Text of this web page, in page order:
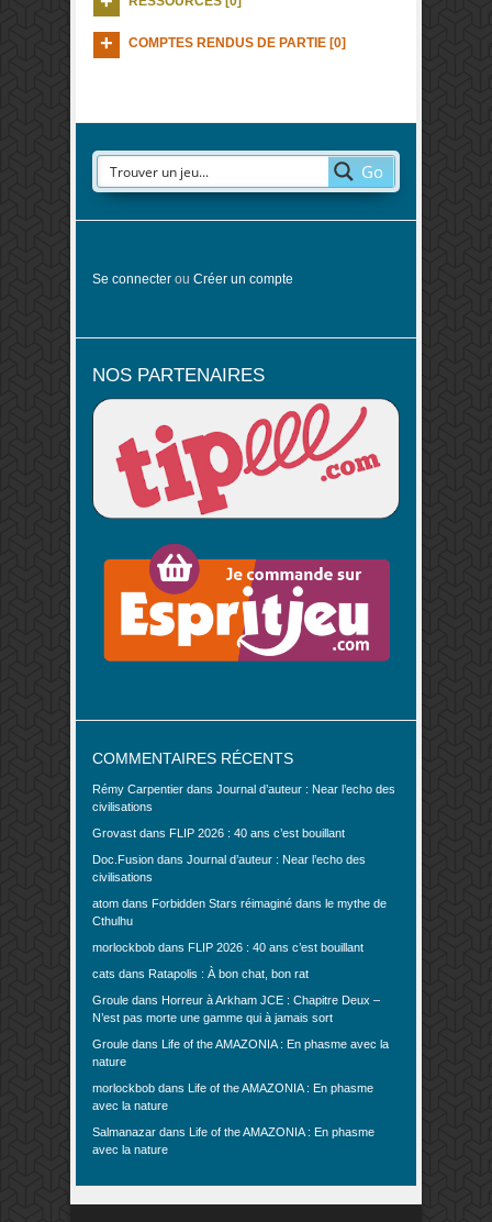
COMPTES RENDUS DE PARTIE [0]
Go
Se connecter ou Créer un compte
NOS PARTENAIRES
COMMENTAIRES RÉCENTS
Rémy Carpentier dans Journal d’auteur : Near l’echo des
civilisations
Grovast dans FLIP 2026 : 40 ans c’est bouillant
Doc.Fusion dans Journal d’auteur : Near l’echo des
civilisations
atom dans Forbidden Stars réimaginé dans le mythe de
Cthulhu
morlockbob dans FLIP 2026 : 40 ans c’est bouillant
cats dans Ratapolis : À bon chat, bon rat
Groule dans Horreur à Arkham JCE : Chapitre Deux –
N’est pas morte une gamme qui à jamais sort
Groule dans Life of the AMAZONIA : En phasme avec la
nature
morlockbob dans Life of the AMAZONIA : En phasme
avec la nature
Salmanazar dans Life of the AMAZONIA : En phasme
avec la nature